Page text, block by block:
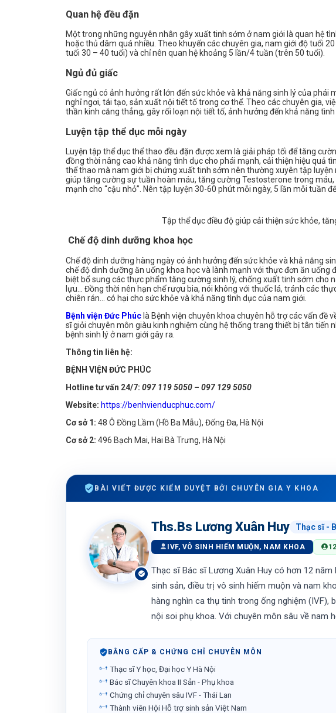
Quan hệ đều đặn
Một trong những nguyên nhân gây xuất tinh sớm ở nam giới là quan hệ
hoặc thủ dâm quá nhiều. Theo khuyến các chuyên gia, nam giới độ tuổi
tuổi 30 – 40 tuổi) và chỉ nên quan hệ khoảng 5 lần/4 tuần (trên 50 tuổi).
Ngủ đủ giấc
Giấc ngủ có ảnh hưởng rất lớn đến sức khỏe và khả năng sinh lý của phái
nghỉ ngơi, tái tạo, sản xuất nội tiết tố trong cơ thể. Theo các chuyên gia,
thần kinh căng thẳng, gây rối loạn nội tiết tố, ảnh hưởng đến khả năng tình
Luyện tập thể dục mỗi ngày
Luyện tập thể dục thể thao đều đặn được xem là giải pháp tối để tăng
đồng thời nâng cao khả năng tình dục cho phái mạnh, cải thiện hiệu quả
thể thao mà nam giới bị chứng xuất tinh sớm nên thường xuyên tập luyện
giúp tăng cường sự tuần hoàn máu, tăng cường Testosterone trong
mạnh cho “cậu nhỏ”. Nên tập luyện 30-60 phút mỗi ngày, 5 lần mỗi tuần
Tập thể dục điều độ giúp cải thiện sức khỏe,
Chế độ dinh dưỡng khoa học
Chế độ dinh dưỡng hàng ngày có ảnh hưởng đến sức khỏe và khả năng
chế độ dinh dưỡng ăn uống khoa học và lành mạnh với thực đơn ăn uống
biệt bổ sung các thực phẩm tăng cường sinh lý, chống xuất tinh sớm cho
lựu… Đồng thời nên hạn chế rượu bia, nói không với thuốc lá, tránh các
chiên rán… có hại cho sức khỏe và khả năng tình dục của nam giới.
Bệnh viện Đức Phúc là Bệnh viện chuyên khoa chuyên hỗ trợ các vấn đề
sĩ giỏi chuyên môn giàu kinh nghiệm cùng hệ thống trang thiết bị tân tiến
bệnh sinh lý ở nam giới gây ra.
Thông tin liên hệ:
BỆNH VIỆN ĐỨC PHÚC
Hotline tư vấn 24/7: 097 119 5050 – 097 129 5050
Website: https://benhvienducphuc.com/
Cơ sở 1: 48 Ô Đồng Lầm (Hồ Ba Mẫu), Đống Đa, Hà Nội
Cơ sở 2: 496 Bạch Mai, Hai Bà Trưng, Hà Nội
BÀI VIẾT ĐƯỢC KIỂM DUYỆT BỞI CHUYÊN GIA Y KHOA
Ths.Bs Lương Xuân Huy Thạc sĩ -
IVF, VÔ SINH HIẾM MUỘN, NAM KHOA
Thạc sĩ Bác sĩ Lương Xuân Huy có hơn 12
sinh sản, điều trị vô sinh hiếm muộn và nam
hàng nghìn ca thụ tinh trong ống nghiệm (IVF),
nội soi phụ khoa. Với chuyên môn sâu về nam
nam và hỗ trợ sinh sản công nghệ cao.
BẰNG CẤP & CHỨNG CHỈ CHUYÊN MÔN
Thạc sĩ Y học, Đại học Y Hà Nội
Bác sĩ Chuyên khoa II Sản - Phụ khoa
Chứng chỉ chuyên sâu IVF - Thái Lan
Thành viên Hội Hỗ trợ sinh sản Việt Nam